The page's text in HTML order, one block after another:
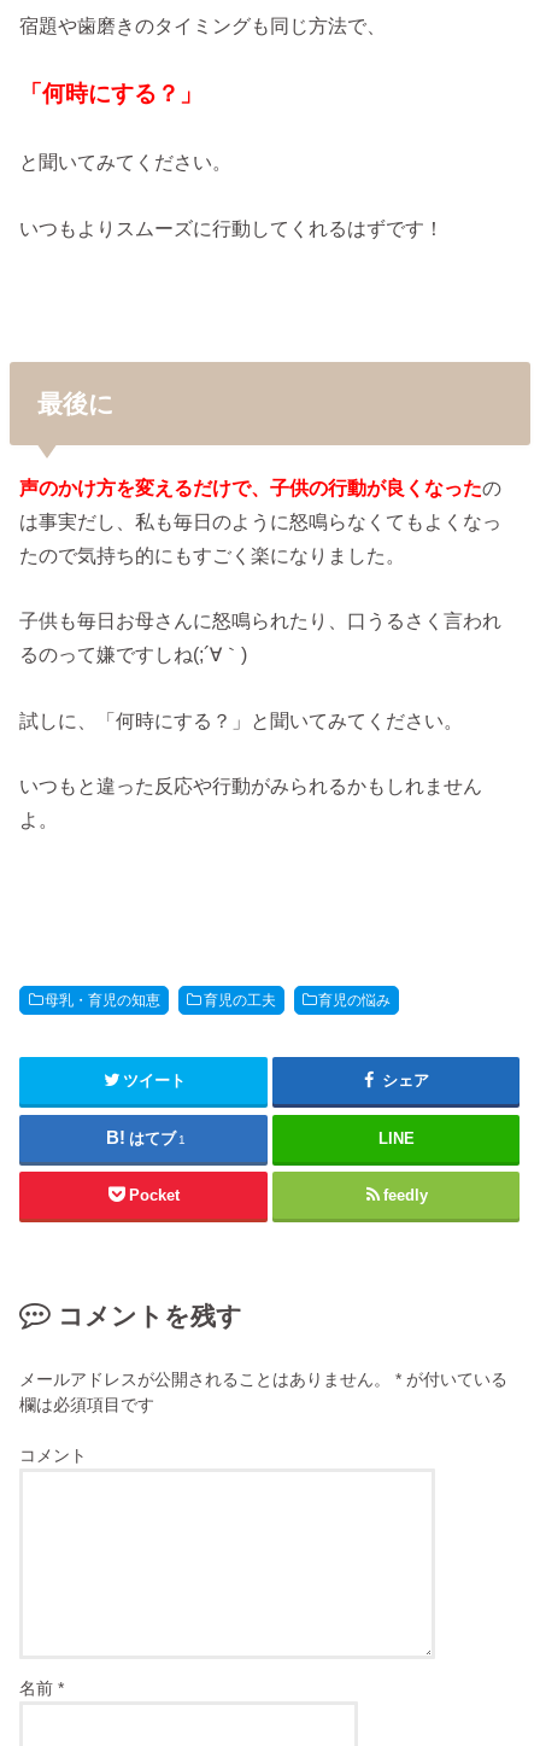
宿題や歯磨きのタイミングも同じ方法で、
「何時にする？」
と聞いてみてください。
いつもよりスムーズに行動してくれるはずです！
最後に
声のかけ方を変えるだけで、子供の行動が良くなったの
は事実だし、私も毎日のように怒鳴らなくてもよくなっ
たので気持ち的にもすごく楽になりました。
子供も毎日お母さんに怒鳴られたり、口うるさく言われ
るのって嫌ですしね(;´∀｀)
試しに、「何時にする？」と聞いてみてください。
いつもと違った反応や行動がみられるかもしれません
よ。
母乳・育児の知恵 育児の工夫 育児の悩み
ツイート シェア
はてブ 1 LINE
Pocket feedly
コメントを残す
メールアドレスが公開されることはありません。 * が付いている
欄は必須項目です
コメント
名前*